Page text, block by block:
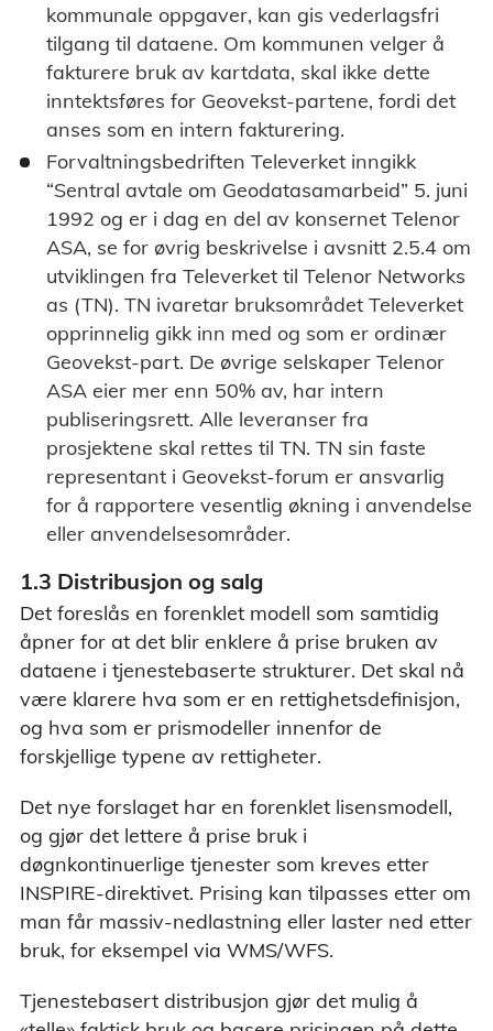
kommunale oppgaver, kan gis vederlagsfri
tilgang til dataene. Om kommunen velger å
fakturere bruk av kartdata, skal ikke dette
inntektsføres for Geovekst-partene, fordi det
anses som en intern fakturering.
Forvaltningsbedriften Televerket inngikk
“Sentral avtale om Geodatasamarbeid” 5. juni
1992 og er i dag en del av konsernet Telenor
ASA, se for øvrig beskrivelse i avsnitt 2.5.4 om
utviklingen fra Televerket til Telenor Networks
as (TN). TN ivaretar bruksområdet Televerket
opprinnelig gikk inn med og som er ordinær
Geovekst-part. De øvrige selskaper Telenor
ASA eier mer enn 50% av, har intern
publiseringsrett. Alle leveranser fra
prosjektene skal rettes til TN. TN sin faste
representant i Geovekst-forum er ansvarlig
for å rapportere vesentlig økning i anvendelse
eller anvendelsesområder.
1.3 Distribusjon og salg
Det foreslås en forenklet modell som samtidig
åpner for at det blir enklere å prise bruken av
dataene i tjenestebaserte strukturer. Det skal nå
være klarere hva som er en rettighetsdefinisjon,
og hva som er prismodeller innenfor de
forskjellige typene av rettigheter.
Det nye forslaget har en forenklet lisensmodell,
og gjør det lettere å prise bruk i
døgnkontinuerlige tjenester som kreves etter
INSPIRE-direktivet. Prising kan tilpasses etter om
man får massiv-nedlastning eller laster ned etter
bruk, for eksempel via WMS/WFS.
Tjenestebasert distribusjon gjør det mulig å